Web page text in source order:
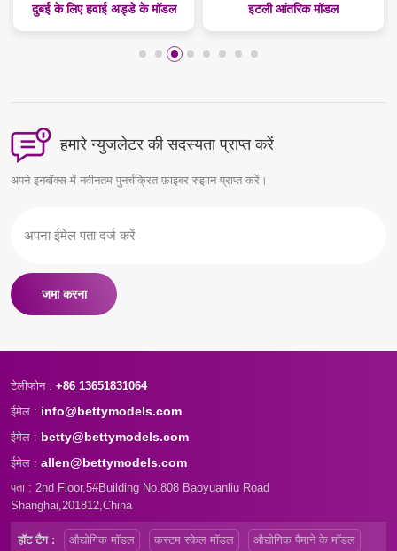
दुबई के लिए हवाई अड्डे के मॉडल इटली आंतरिक मॉडल
हमारे न्युजलेटर की सदस्यता प्राप्त करें
अपने इनबॉक्स में नवीनतम पुनर्चक्रित फ़ाइबर रुझान प्राप्त करें।
जमा करना
टेलीफोन : +86 13651831064
ईमेल : info@bettymodels.com
ईमेल : betty@bettymodels.com
ईमेल : allen@bettymodels.com
पता : 2nd Floor,5#Building No.808 Baoyuanliu Road
Shanghai,201812,China
हॉट टैग : औद्योगिक मॉडल कस्टम स्केल मॉडल औद्योगिक पैमाने के मॉडल